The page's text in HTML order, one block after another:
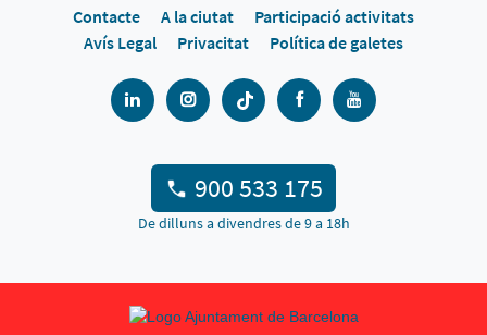
Contacte A la ciutat
Participació activitats
Avís Legal
Privacitat Política de galetes
900 533 175
De dilluns a divendres de 9 a 18h